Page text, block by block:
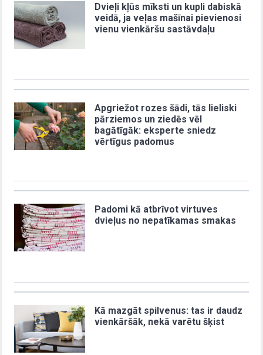
Dvieļi kļūs mīksti un kupli dabiskā
veidā, ja veļas mašīnai pievienosi
vienu vienkāršu sastāvdaļu
Apgriežot rozes šādi, tās lieliski
pārziemos un ziedēs vēl
bagātīgāk: eksperte sniedz
vērtīgus padomus
Padomi kā atbrīvot virtuves
dvieļus no nepatīkamas smakas
Kā mazgāt spilvenus: tas ir daudz
vienkāršāk, nekā varētu šķist